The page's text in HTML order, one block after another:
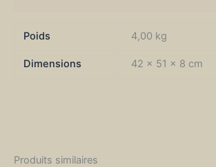
Poids 4,00 kg
Dimensions 42 × 51 × 8 cm
Produits similaires